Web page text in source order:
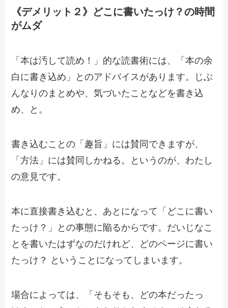
《デメリット２》どこに書いたっけ？の時間
がムダ
「本は汚して読め！」的な読書術には、「本の余
白に書き込め」とのアドバイスがあります。じぶ
んなりのまとめや、気づいたことなどを書き込
め、と。
書き込むことの「趣旨」には賛同できますが、
「方法」には賛同しかねる。というのが、わたし
の意見です。
本に直接書き込むと、あとになって「どこに書い
たっけ？」との事態に陥るからです。だいじなこ
とを書いたはずなのだけれど、どのページに書い
たっけ？ ということになってしまいます。
場合によっては、「そもそも、どの本だったっ